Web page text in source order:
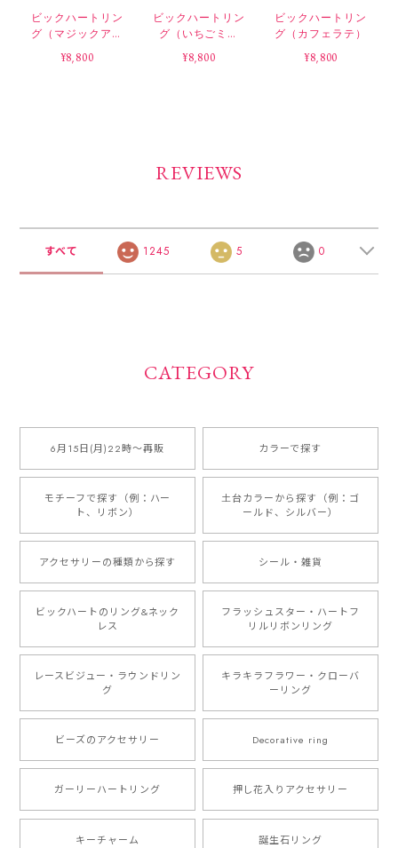
ビックハートリン
グ（マジックアワ
ー）
¥8,800
ビックハートリン
グ（いちごミル
ク）
¥8,800
ビックハートリン
グ（カフェラテ）
¥8,800
REVIEWS
すべて 1245 5 0
CATEGORY
6月15日(月)22時〜再販 カラーで探す
モチーフで探す（例：ハー
ト、リボン）
土台カラーから探す（例：ゴ
ールド、シルバー）
アクセサリーの種類から探す シール・雑貨
ビックハートのリング&ネック
レス
フラッシュスター・ハートフ
リルリボンリング
レースビジュー・ラウンドリン
グ
キラキラフラワー・クローバ
ーリング
ビーズのアクセサリー Decorative ring
ガーリーハートリング 押し花入りアクセサリー
キーチャーム 誕生石リング